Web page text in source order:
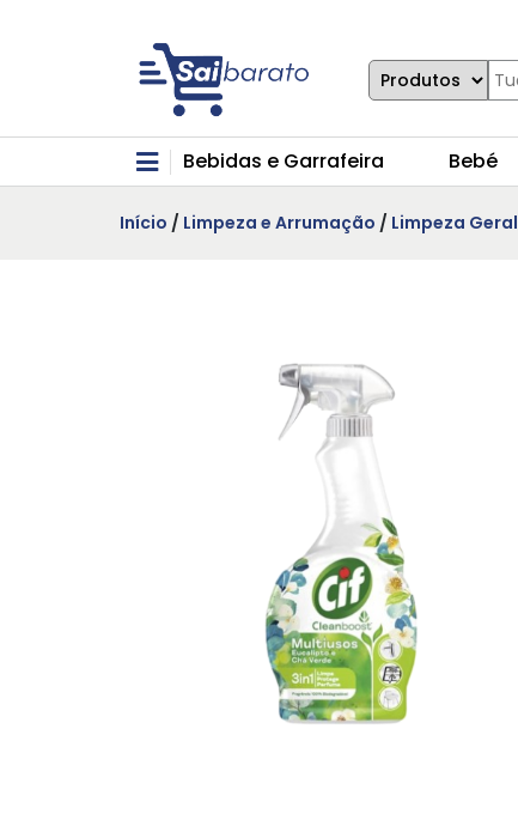
Bebidas e Garrafeira Bebé
Início / Limpeza e Arrumação / Limpeza Geral